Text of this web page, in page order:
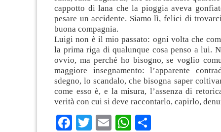
cappotto di lana che la pioggia aveva
pesare un accidente. Siamo lì, felici di
buona compagnia.
Luigi non è il mio passato: ogni volta che
la prima riga di qualunque cosa penso a lui.
ovvio, ma perché ho bisogno, se voglio
maggiore insegnamento: l’apparente
sdegno, lo scandalo, che bisogna saper
come esso è, e la misura, l’assenza di
verità con cui si deve raccontarlo, capirlo,
Facebook
TwitterEmailWhatsApp